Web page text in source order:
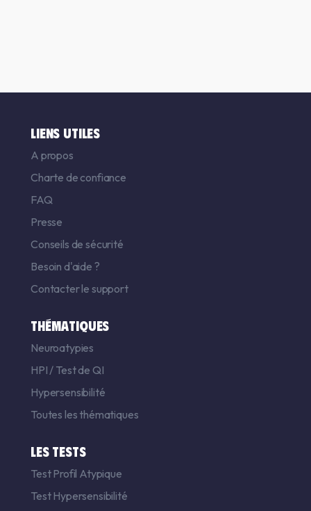
LIENS UTILES
A propos
Charte de confiance
FAQ
Presse
Conseils de sécurité
Besoin d'aide ?
Contacter le support
THÉMATIQUES
Neuroatypies
HPI / Test de QI
Hypersensibilité
Toutes les thématiques
LES TESTS
Test Profil Atypique
Test Hypersensibilité